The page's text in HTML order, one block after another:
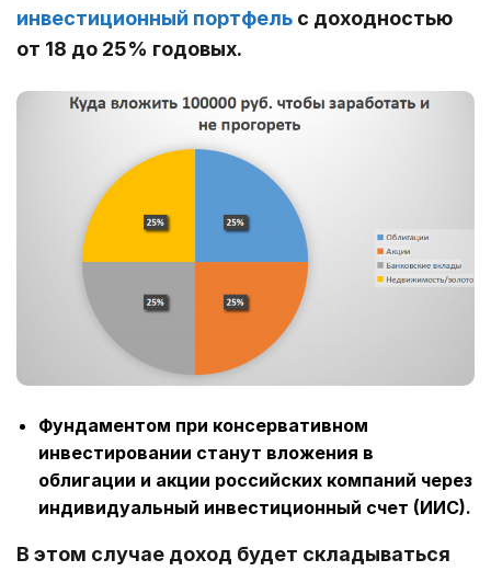
инвестиционный портфель с доходностью
от 18 до 25% годовых.
Фундаментом при консервативном
инвестировании станут вложения в
облигации и акции российских компаний через
индивидуальный инвестиционный счет (ИИС).
В этом случае доход будет складываться